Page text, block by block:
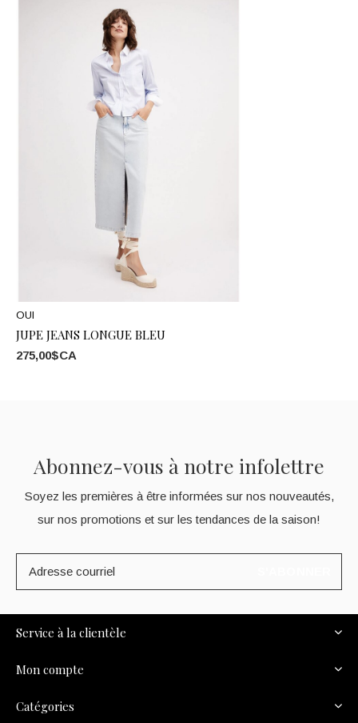
OUI
JUPE JEANS LONGUE BLEU
275,00$CA
Abonnez-vous à notre infolettre
Soyez les premières à être informées sur nos nouveautés,
sur nos promotions et sur les tendances de la saison!
Service à la clientèle
Mon compte
Catégories